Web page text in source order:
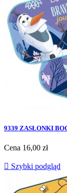
9339 ZASŁONKI
Cena 16,00 zł
 Szybki podgląd